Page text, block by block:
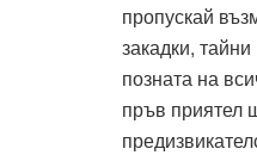
пропускай
закадки,
позната на
пръв приятел